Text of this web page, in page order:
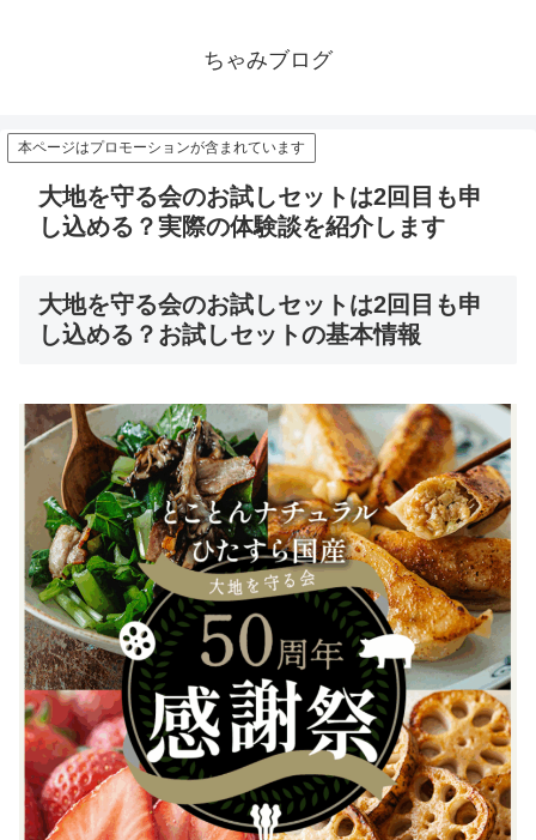
ちゃみブログ
本ページはプロモーションが含まれています
大地を守る会のお試しセットは2回目も申
し込める？実際の体験談を紹介します
大地を守る会のお試しセットは2回目も申
し込める？お試しセットの基本情報